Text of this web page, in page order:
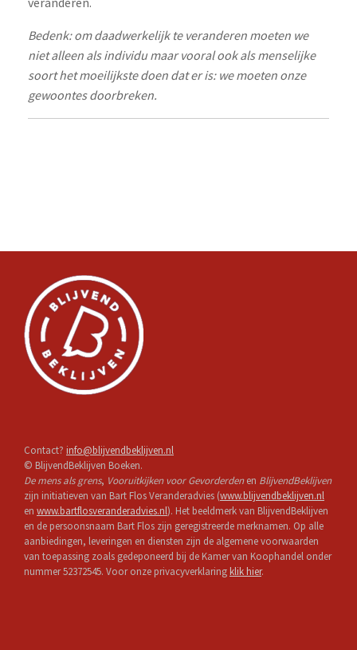
Bedenk: om daadwerkelijk te veranderen moeten we
niet alleen als individu maar vooral ook als menselijke
soort het moeilijkste doen dat er is: we moeten onze
gewoontes doorbreken.
Contact? info@blijvendbeklijven.nl
© BlijvendBeklijven Boeken.
De mens als grens, Vooruitkijken voor Gevorderdenen BlijvendBeklijven
zijn initiatieven van Bart Flos Veranderadvies (www.blijvendbeklijven.nl
en www.bartflosveranderadvies.nl). Het beeldmerk van BlijvendBeklijven
en de persoonsnaam Bart Flos zijn geregistreerde merknamen. Op alle
aanbiedingen, leveringen en diensten zijn de algemene voorwaarden
van toepassing zoals gedeponeerd bij de Kamer van Koophandel onder
nummer 52372545. Voor onze privacyverklaringklik hier.